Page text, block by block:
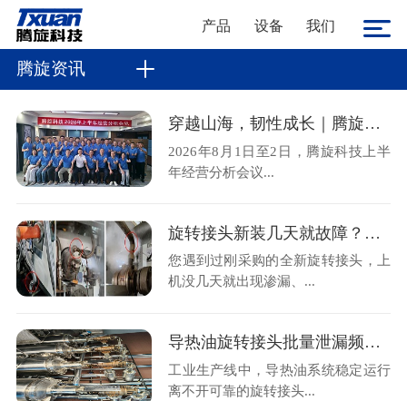
产品 设备 我们
腾旋资讯
穿越山海，韧性成长｜腾旋科技2026上半年经营分析会顺利召开
2026年8月1日至2日，腾旋科技上半
年经营分析会议...
旋转接头新装几天就故障？金属软管不规范安装是主因
您遇到过刚采购的全新旋转接头，上
机没几天就出现渗漏、...
导热油旋转接头批量泄漏频发？腾旋售后现场拆解揭秘两大核心诱因
工业生产线中，导热油系统稳定运行
离不开可靠的旋转接头...